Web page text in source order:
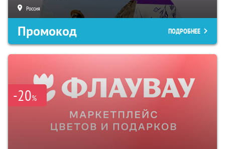
Россия
Промокод ПОДРОБНЕЕ
-20%